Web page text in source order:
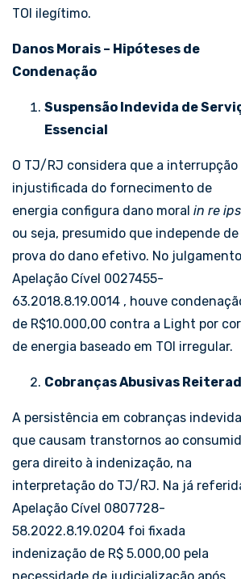
TOI ilegítimo.
Danos Morais – Hipóteses de
Condenação
Suspensão Indevida de
Essencial
O TJ/RJ considera que a interrupção
injustificada do fornecimento de
energia configura dano moral in re
ou seja, presumido que independe de
prova do dano efetivo. No
Apelação Cível 0027455-
63.2018.8.19.0014 , houve
de R$10.000,00 contra a Light por
de energia baseado em TOI irregular.
Cobranças Abusivas
A persistência em cobranças
que causam transtornos ao
gera direito à indenização, na
interpretação do TJ/RJ. Na já
Apelação Cível 0807728-
58.2022.8.19.0204 foi fixada
indenização de R$ 5.000,00 pela